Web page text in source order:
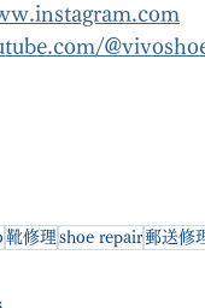
靴修理 shoe repair郵送修